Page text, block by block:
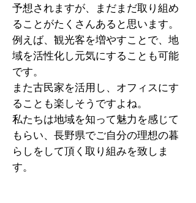
予想されますが、まだまだ取り組め
ることがたくさんあると思います。
例えば、観光客を増やすことで、地
域を活性化し元気にすることも可能
です。
また古民家を活用し、オフィスにす
ることも楽しそうですよね。
私たちは地域を知って魅力を感じて
もらい、長野県でご自分の理想の暮
らしをして頂く取り組みを致しま
す。